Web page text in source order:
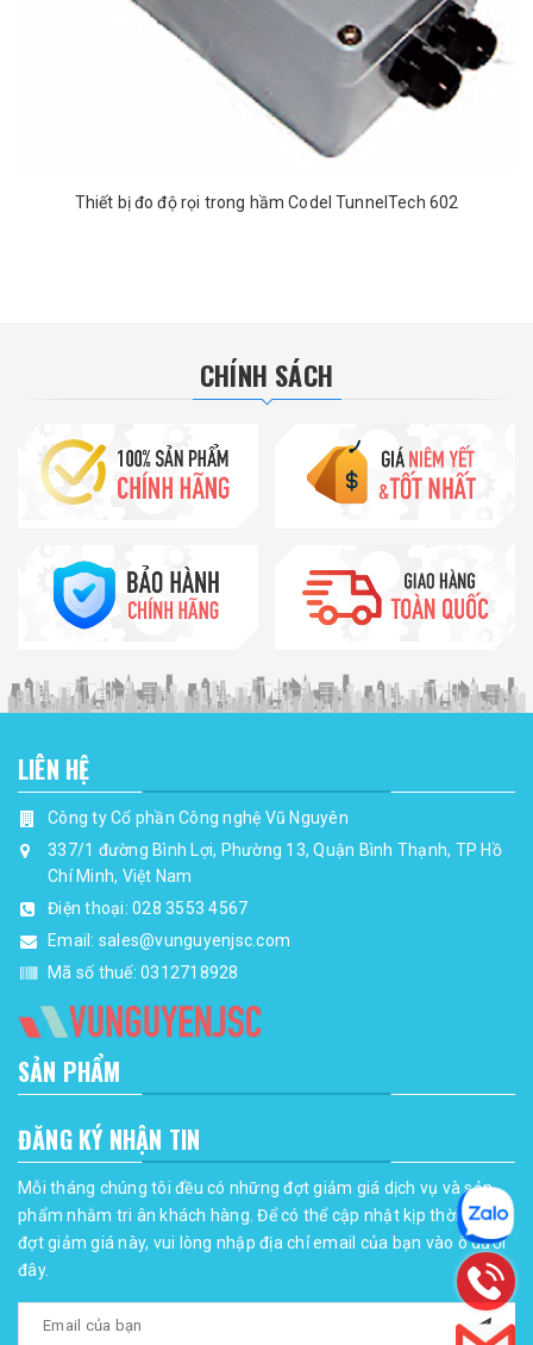
Thiết bị đo độ rọi trong hầm Codel TunnelTech 602
CHÍNH SÁCH
LIÊN HỆ
Công ty Cổ phần Công nghệ Vũ Nguyên
337/1 đường Bình Lợi, Phường 13, Quận Bình Thạnh, TP Hồ
Chí Minh, Việt Nam
Điện thoại: 028 3553 4567
Email: sales@vunguyenjsc.com
Mã số thuế: 0312718928
SẢN PHẨM
ĐĂNG KÝ NHẬN TIN
Mỗi tháng chúng tôi đều có những đợt giảm giá dịch vụ và sản
phẩm nhằm tri ân khách hàng. Để có thể cập nhật kịp thời những
đợt giảm giá này, vui lòng nhập địa chỉ email của bạn vào ô dưới
đây.